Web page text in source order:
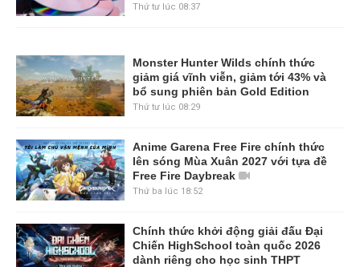
Thứ tư lúc 08:37
Monster Hunter Wilds chính thức
giảm giá vĩnh viễn, giảm tới 43% và
bổ sung phiên bản Gold Edition
Thứ tư lúc 08:29
Anime Garena Free Fire chính thức
lên sóng Mùa Xuân 2027 với tựa đề
Free Fire Daybreak
Thứ ba lúc 18:52
Chính thức khởi động giải đấu Đại
Chiến HighSchool toàn quốc 2026
dành riêng cho học sinh THPT